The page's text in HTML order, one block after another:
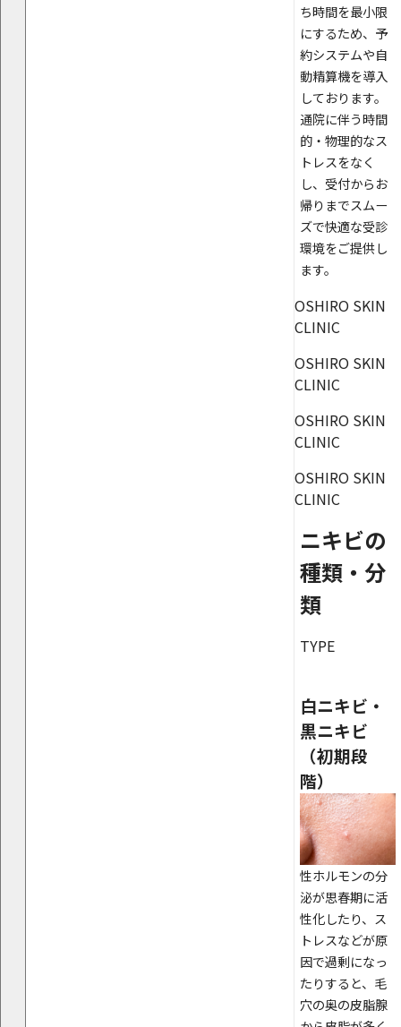
ち時間を最小限
にするため、予
約システムや自
動精算機を導入
しております。
通院に伴う時間
的・物理的なス
トレスをなく
し、受付からお
帰りまでスムー
ズで快適な受診
環境をご提供し
ます。
OSHIRO SKIN
CLINIC
OSHIRO SKIN
CLINIC
OSHIRO SKIN
CLINIC
OSHIRO SKIN
CLINIC
ニキビの
種類・分
類
TYPE
白ニキビ・
黒ニキビ
（初期段
階）
性ホルモンの分
泌が思春期に活
性化したり、ス
トレスなどが原
因で過剰になっ
たりすると、毛
穴の奥の皮脂腺